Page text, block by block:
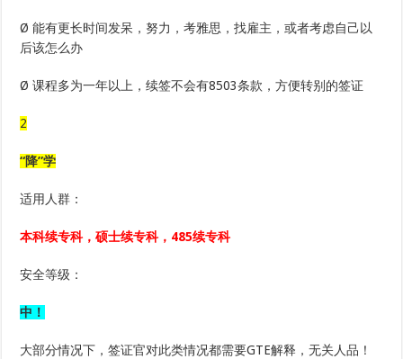
Ø 能有更长时间发呆，努力，考雅思，找雇主，或者考虑自己以
后该怎么办
Ø 课程多为一年以上，续签不会有8503条款，方便转别的签证
2
“降”学
适用人群：
本科续专科，硕士续专科，485续专科
安全等级：
中！
大部分情况下，签证官对此类情况都需要GTE解释，无关人品！